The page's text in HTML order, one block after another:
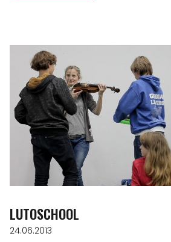
LUTOSCHOOL
24.06.2013